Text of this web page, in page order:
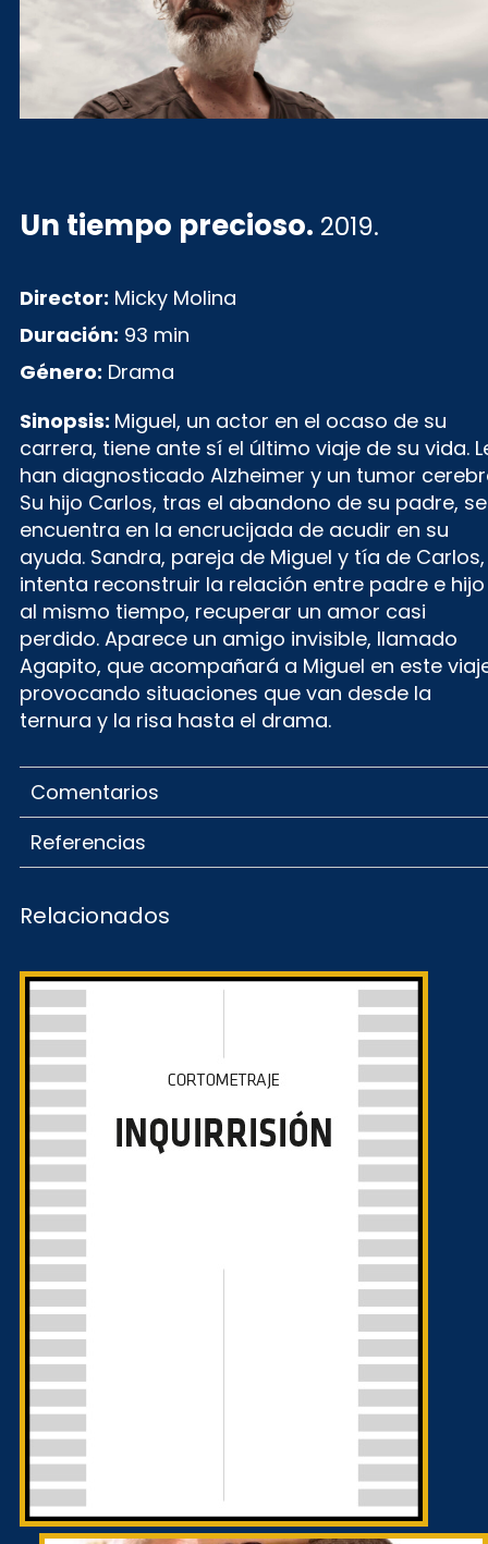
Un tiempo precioso. 2019.
Director: Micky Molina
Duración: 93 min
Género: Drama
Sinopsis: Miguel, un actor en el ocaso de su
carrera, tiene ante sí el último viaje de su vida.
han diagnosticado Alzheimer y un tumor
Su hijo Carlos, tras el abandono de su padre, se
encuentra en la encrucijada de acudir en su
ayuda. Sandra, pareja de Miguel y tía de Carlos,
intenta reconstruir la relación entre padre e hijo
al mismo tiempo, recuperar un amor casi
perdido. Aparece un amigo invisible, llamado
Agapito, que acompañará a Miguel en este
provocando situaciones que van desde la
ternura y la risa hasta el drama.
Comentarios
Referencias
Relacionados